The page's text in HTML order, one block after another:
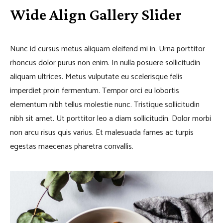
Wide Align Gallery Slider
Nunc id cursus metus aliquam eleifend mi in. Urna porttitor
rhoncus dolor purus non enim. In nulla posuere sollicitudin
aliquam ultrices. Metus vulputate eu scelerisque felis
imperdiet proin fermentum. Tempor orci eu lobortis
elementum nibh tellus molestie nunc. Tristique sollicitudin
nibh sit amet. Ut porttitor leo a diam sollicitudin. Dolor morbi
non arcu risus quis varius. Et malesuada fames ac turpis
egestas maecenas pharetra convallis.